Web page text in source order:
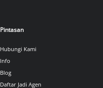
Pintasan
Hubungi Kami
Info
Blog
Daftar Jadi Agen